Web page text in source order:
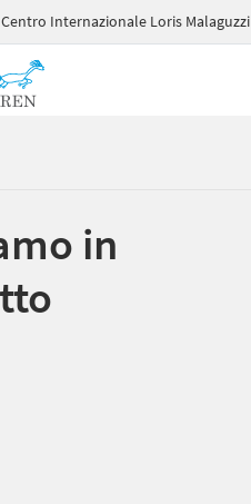
Centro Internazionale Loris Malaguzzi
in